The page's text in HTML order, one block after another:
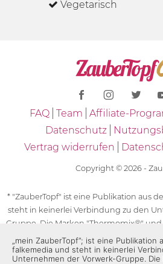
Vegetarisch
FAQ Team Affiliate-
Datenschutz
Vertrag widerrufen
Copyright © 2026 -
* "ZauberTopf" ist eine Publikation aus
steht in keinerlei Verbindung zu den
Gruppe. Die Marken "Thermomix®"
des "Thermomix®" sind eingetragene
der Vorwerk-Gruppe. Die Marken
„mein ZauberTopf”; ist eine Publikation
falkemedia und steht in keinerlei
Unternehmen der Vorwerk-Gruppe.